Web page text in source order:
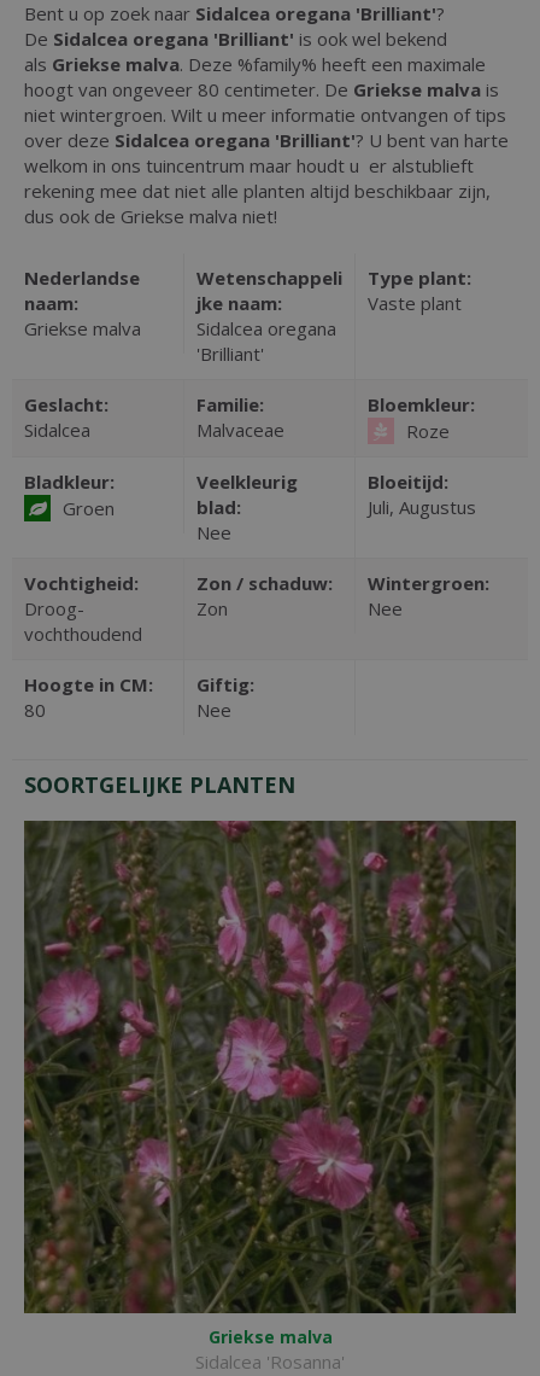
Bent u op zoek naar Sidalcea oregana 'Brilliant'?
De Sidalcea oregana 'Brilliant' is ook wel bekend
als Griekse malva. Deze %family% heeft een maximale
hoogt van ongeveer 80 centimeter. De Griekse malva is
niet wintergroen. Wilt u meer informatie ontvangen of tips
over deze Sidalcea oregana 'Brilliant'? U bent van harte
welkom in ons tuincentrum maar houdt u er alstublieft
rekening mee dat niet alle planten altijd beschikbaar zijn,
dus ook de Griekse malva niet!
Nederlandse
naam:
Griekse malva
Wetenschappeli
jke naam:
Sidalcea oregana
'Brilliant'
Type plant:
Vaste plant
Geslacht:
Sidalcea
Familie:
Malvaceae
Bloemkleur:
Roze
Bladkleur:
Groen
Veelkleurig
blad:
Nee
Bloeitijd:
Juli, Augustus
Vochtigheid:
Droog-
vochthoudend
Zon / schaduw:
Zon
Wintergroen:
Nee
Hoogte in CM:
80
Giftig:
Nee
SOORTGELIJKE PLANTEN
Griekse malva
Sidalcea 'Rosanna'